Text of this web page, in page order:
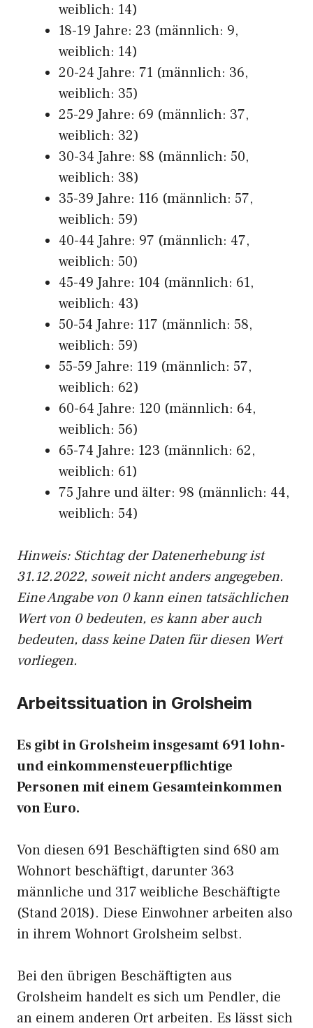
weiblich: 14)
18-19 Jahre: 23 (männlich: 9,
weiblich: 14)
20-24 Jahre: 71 (männlich: 36,
weiblich: 35)
25-29 Jahre: 69 (männlich: 37,
weiblich: 32)
30-34 Jahre: 88 (männlich: 50,
weiblich: 38)
35-39 Jahre: 116 (männlich: 57,
weiblich: 59)
40-44 Jahre: 97 (männlich: 47,
weiblich: 50)
45-49 Jahre: 104 (männlich: 61,
weiblich: 43)
50-54 Jahre: 117 (männlich: 58,
weiblich: 59)
55-59 Jahre: 119 (männlich: 57,
weiblich: 62)
60-64 Jahre: 120 (männlich: 64,
weiblich: 56)
65-74 Jahre: 123 (männlich: 62,
weiblich: 61)
75 Jahre und älter: 98 (männlich: 44,
weiblich: 54)
Hinweis: Stichtag der Datenerhebung ist
31.12.2022, soweit nicht anders angegeben.
Eine Angabe von 0 kann einen tatsächlichen
Wert von 0 bedeuten, es kann aber auch
bedeuten, dass keine Daten für diesen Wert
vorliegen.
Arbeitssituation in Grolsheim
Es gibt in Grolsheim insgesamt 691 lohn-
und einkommensteuerpflichtige
Personen mit einem Gesamteinkommen
von Euro.
Von diesen 691 Beschäftigten sind 680 am
Wohnort beschäftigt, darunter 363
männliche und 317 weibliche Beschäftigte
(Stand 2018). Diese Einwohner arbeiten also
in ihrem Wohnort Grolsheim selbst.
Bei den übrigen Beschäftigten aus
Grolsheim handelt es sich um Pendler, die
an einem anderen Ort arbeiten. Es lässt sich